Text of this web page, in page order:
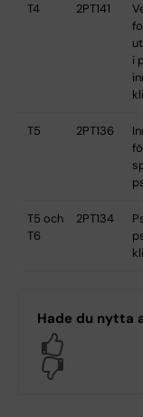
T4 2PT141
i
T5 2PT136
T5 och
T6
2PT134
Hade du nytta